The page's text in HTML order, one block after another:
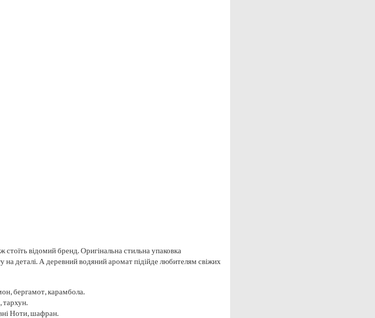
відомий бренд. Оригінальна стильна упаковка
на деталі. А деревний водяний аромат підійде любителям свіжих
бергамот, карамбола.
тархун.
Ноти, шафран.